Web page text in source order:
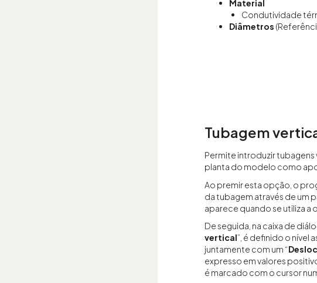
Material
Condutividade
Diâmetros
Tubagem
Permite introduzir tubagens
planta do modelo como
Ao premir esta opção, o
da tubagem através de um
aparece quando se utiliza a
De seguida, na caixa de
vertical”, é definido o nível
juntamente com um “
expresso em valores
é marcado com o cursor